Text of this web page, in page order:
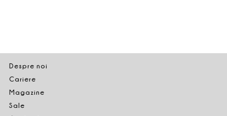
Despre noi
Cariere
Magazine
Sale